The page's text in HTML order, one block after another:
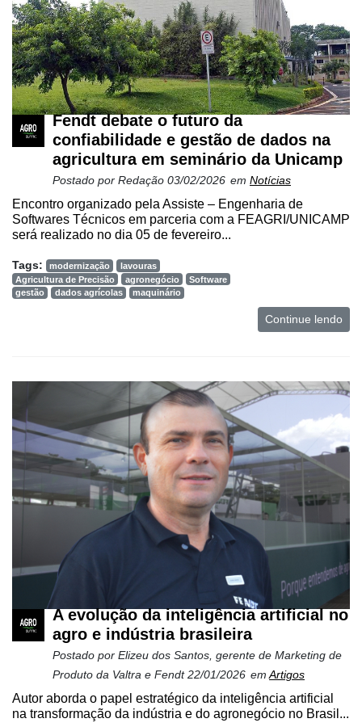
Fendt debate o futuro da
confiabilidade e gestão de dados na
agricultura em seminário da Unicamp
Postado por Redação 03/02/2026 em Notícias
Encontro organizado pela Assiste – Engenharia de
Softwares Técnicos em parceria com a FEAGRI/UNICAMP
será realizado no dia 05 de fevereiro...
Tags: modernização
lavouras
Agricultura de Precisão
agronegócio
Software
gestão
dados agrícolas maquinário
Continue lendo
A evolução da inteligência artificial no
agro e indústria brasileira
Postado por Elizeu dos Santos, gerente de Marketing de
Produto da Valtra e Fendt22/01/2026 em Artigos
Autor aborda o papel estratégico da inteligência artificial
na transformação da indústria e do agronegócio no Brasil...